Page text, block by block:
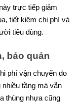
trực tiếp giảm
tiết kiệm chi phí và
tiêu dùng.
bảo quản
phí vận chuyển do
tầng mà vẫn
thùng nhựa cũng